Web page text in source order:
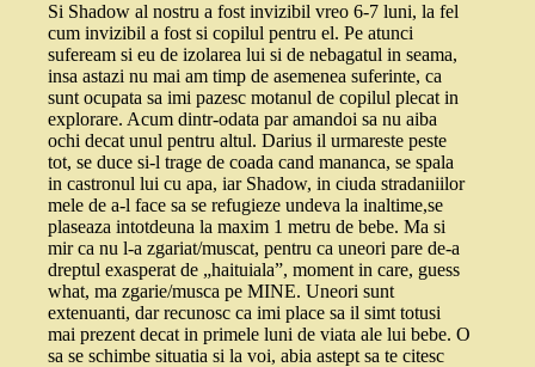
Si Shadow al nostru a fost invizibil vreo 6-7 luni, la fel
cum invizibil a fost si copilul pentru el. Pe atunci
sufeream si eu de izolarea lui si de nebagatul in seama,
insa astazi nu mai am timp de asemenea suferinte, ca
sunt ocupata sa imi pazesc motanul de copilul plecat in
explorare. Acum dintr-odata par amandoi sa nu aiba
ochi decat unul pentru altul. Darius il urmareste peste
tot, se duce si-l trage de coada cand mananca, se spala
in castronul lui cu apa, iar Shadow, in ciuda stradaniilor
mele de a-l face sa se refugieze undeva la inaltime,se
plaseaza intotdeuna la maxim 1 metru de bebe. Ma si
mir ca nu l-a zgariat/muscat, pentru ca uneori pare de-a
dreptul exasperat de „haituiala”, moment in care, guess
what, ma zgarie/musca pe MINE. Uneori sunt
extenuanti, dar recunosc ca imi place sa il simt totusi
mai prezent decat in primele luni de viata ale lui bebe. O
sa se schimbe situatia si la voi, abia astept sa te citesc